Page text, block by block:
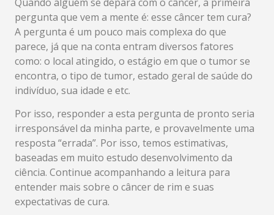
pergunta que vem a mente é: esse câncer tem cura?
A pergunta é um pouco mais complexa do que
parece, já que na conta entram diversos fatores
como: o local atingido, o estágio em que o tumor se
encontra, o tipo de tumor, estado geral de saúde do
indivíduo, sua idade e etc.
Por isso, responder a esta pergunta de pronto seria
irresponsável da minha parte, e provavelmente uma
resposta “errada”. Por isso, temos estimativas,
baseadas em muito estudo desenvolvimento da
ciência. Continue acompanhando a leitura para
entender mais sobre o câncer de rim e suas
expectativas de cura.